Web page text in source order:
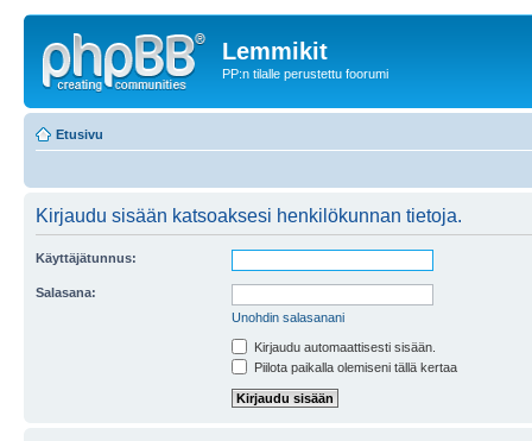
Lemmikit
PP:n tilalle perustettu foorumi
Etusivu
Kirjaudu sisään katsoaksesi henkilökunnan tietoja.
Käyttäjätunnus:
Salasana:
Unohdin salasanani
Kirjaudu automaattisesti sisään.
Piilota paikalla olemiseni tällä kertaa